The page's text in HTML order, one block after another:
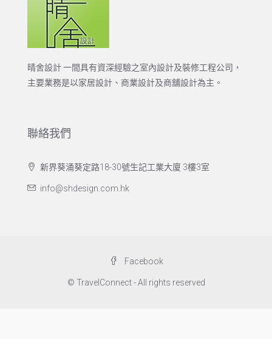
晴舍設計 一間具有資深經驗之室內設計及裝修工程公司，
主要業務是以家居設計、商業設計及商舖設計為主。
聯絡我們
新界葵涌葵定路18-30號生記工業大廈 3樓3室
info@shdesign.com.hk
Facebook
© TravelConnect - All rights reserved